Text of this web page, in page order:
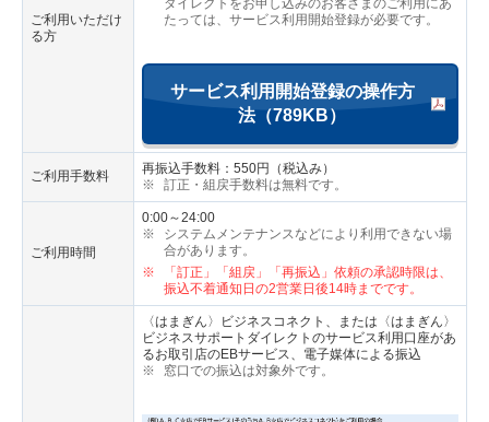
ご利用いただけ
る方
たっては、サービス利用開始登録が必要です。
サービス利用開始登録の操作方
法（789KB）
ご利用手数料
再振込手数料：550円（税込み）
※
訂正・組戻手数料は無料です。
ご利用時間
0:00～24:00
※
システムメンテナンスなどにより利用できない場
合があります。
※
「訂正」「組戻」「再振込」依頼の承認時限は、
振込不着通知日の2営業日後14時までです。
〈はまぎん〉ビジネスコネクト、または〈はまぎん〉
ビジネスサポートダイレクトのサービス利用口座があ
るお取引店のEBサービス、電子媒体による振込
※
窓口での振込は対象外です。